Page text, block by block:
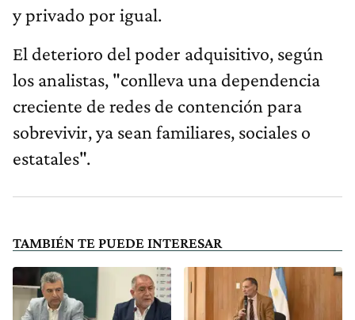
y privado por igual.
El deterioro del poder adquisitivo, según
los analistas, "conlleva una dependencia
creciente de redes de contención para
sobrevivir, ya sean familiares, sociales o
estatales".
TAMBIÉN TE PUEDE INTERESAR